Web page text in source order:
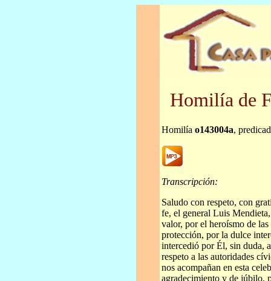
Homilía de
Homilía o143004a,
Transcripción:
Saludo con respeto, con
fe, el general Luis
valor, por el heroísmo de
protección, por la dulce
intercedió por Él, sin duda,
respeto a las autoridades
nos acompañan en esta
agradecimiento y de júbilo,